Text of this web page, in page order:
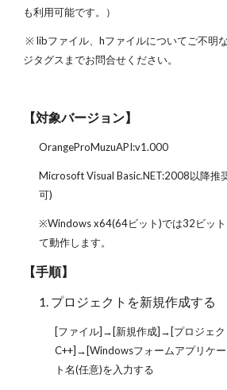
も利用可能です。）
※ libファイル、hファイルについてご不明
ジタグスまでお問合せください。
【対象バージョン】
OrangeProMuzuAPI:v1.000
Microsoft Visual Basic.NET:2008以降推
可)
※Windows x64(64ビット)では32ビット
て動作します。
【手順】
1. プロジェクトを新規作成する
[ファイル]→[新規作成]→[プロジェク
C++]→[Windowsフォームアプリケ
ト名(任意)を入力する